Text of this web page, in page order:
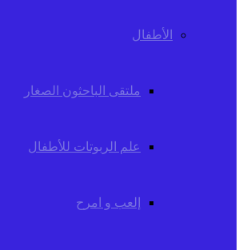
الأطفال
ملتقى الباحثون الصغار
علم الربوتات للأطفال
إلعب و امرح